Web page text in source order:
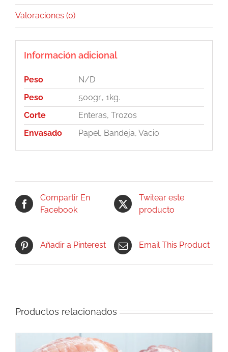
Valoraciones (0)
Información adicional
Peso
N/D
Peso
500gr., 1kg.
Corte
Enteras, Trozos
Envasado
Papel, Bandeja, Vacio
Compartir En
Facebook
Twitear este
producto
Añadir a Pinterest Email This Product
Productos relacionados